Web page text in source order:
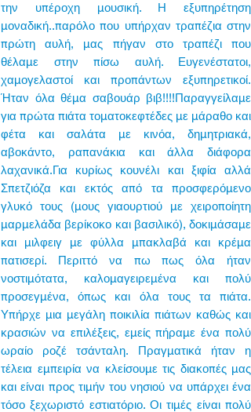
την υπέροχη μουσική. Η εξυπηρέτηση
μοναδική..παρόλο που υπήρχαν τραπέζια στην
πρώτη αυλή, μας πήγαν στο τραπέζι που
θέλαμε στην πίσω αυλή. Ευγενέστατοι,
χαμογελαστοί και προπάντων εξυπηρετικοί.
Ήταν όλα θέμα σαβουάρ βιβ!!!!Παραγγείλαμε
για πρώτα πιάτα τοματοκεφτέδες με μάραθο και
φέτα και σαλάτα με κινόα, δημητριακά,
αβοκάντο, ραπανάκια και άλλα διάφορα
λαχανικά.Για κυρίως κουνέλι και ξιφία αλλά
Σπετζιόζα και εκτός από τα προσφερόμενο
γλυκό τους (μους γιαουρτιού με χειροποίητη
μαρμελάδα βερίκοκο και βασιλικό), δοκιμάσαμε
και μιλφειγ με φύλλα μπακλαβά και κρέμα
πατισερί. Περιττό να πω πως όλα ήταν
νοστιμότατα, καλομαγειρεμένα και πολύ
προσεγμένα, όπως και όλα τους τα πιάτα.
Υπήρχε μια μεγάλη ποικιλία πιάτων καθώς και
κρασιών να επιλέξεις, εμείς πήραμε ένα πολύ
ωραίο ροζέ τσάνταλη. Πραγματικά ήταν η
τέλεια εμπειρία να κλείσουμε τις διακοπές μας
και είναι προς τιμήν του νησιού να υπάρχει ένα
τόσο ξεχωριστό εστιατόριο. Οι τιμές είναι πολύ